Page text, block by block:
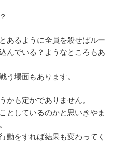
あるように全員を殺せばルー
んでいる？ようなところもあ
う場面もあります。
かも定かでありません。
としているのかと思いきやま
動をすれば結果も変わってく